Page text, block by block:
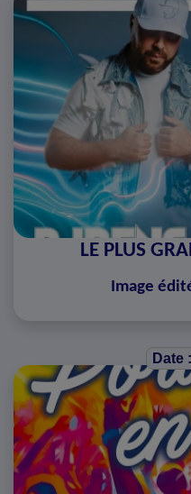
LE PLUS
Image
Date